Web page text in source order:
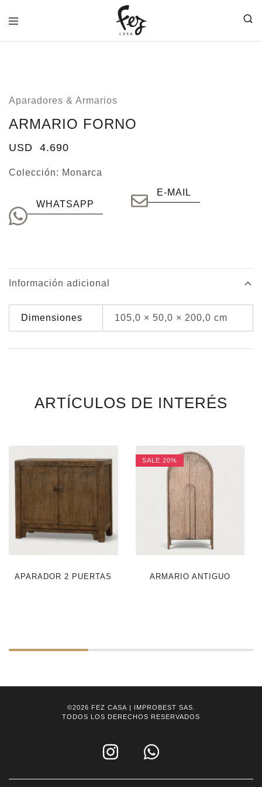
Aparadores & Armarios
ARMARIO FORNO
USD 4.690
Colección: Monarca
WHATSAPP
E-MAIL
Información adicional
Dimensiones 105,0 × 50,0 × 200,0 cm
ARTÍCULOS DE INTERÉS
APARADOR 2 PUERTAS
SALE 20%
ARMARIO ANTIGUO
©2026 FEZ CASA | IMPROBEST SAS.
TODOS LOS DERECHOS RESERVADOS